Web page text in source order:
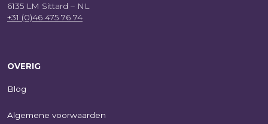
6135 LM Sittard – NL
+31 (0)46 475 76 74
OVERIG
Blog
Algemene voorwaarden